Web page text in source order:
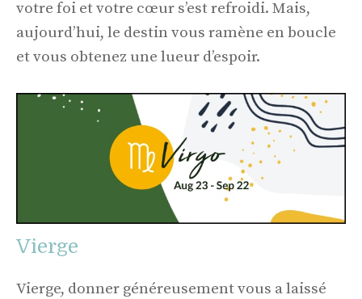
votre foi et votre cœur s’est refroidi. Mais,
aujourd’hui, le destin vous ramène en boucle
et vous obtenez une lueur d’espoir.
Vierge
Vierge, donner généreusement vous a laissé